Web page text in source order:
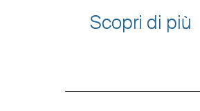
Scopri di più